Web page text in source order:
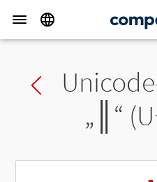
Previous char
„
“